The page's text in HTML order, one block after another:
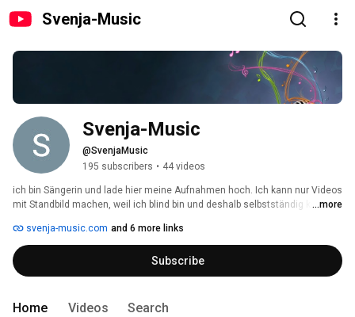
Svenja-Music
Svenja-Music
@SvenjaMusic
195 subscribers • 44 videos
ich bin Sängerin und lade hier meine Aufnahmen hoch. Ich kann nur Videos
mit Standbild machen, weil ich blind bin und deshalb selbstständig keine
Abonennten!
...more
svenja-music.com and 6 more links
Subscribe
Home Videos Search